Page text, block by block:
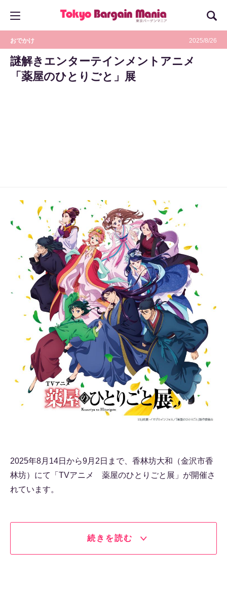
おでかけ 2025/8/26
謎解きエンターテインメントアニメ
「薬屋のひとりごと」展
2025年8月14日から9月2日まで、香林坊大和（金沢市香
林坊）にて「TVアニメ 薬屋のひとりごと展」が開催さ
れています。
続きを読む